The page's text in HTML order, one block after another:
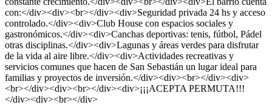
con:</div><div><br></div><div>Seguridad privada 24 hs y acceso
controlado.</div><div>Club House con espacios sociales y
gastronómicos.</div><div>Canchas deportivas: tenis, fútbol, Pádel
otras disciplinas.</div><div>Lagunas y áreas verdes para disfrutar
de la vida al aire libre.</div><div>Actividades recreativas y
servicios comunes que hacen de San Sebastián un lugar ideal para
familias y proyectos de inversión.</div><div><br></div><div>
<br></div><div><br></div><div>¡¡¡ACEPTA PERMUTA!!!
</div><div><br></div>